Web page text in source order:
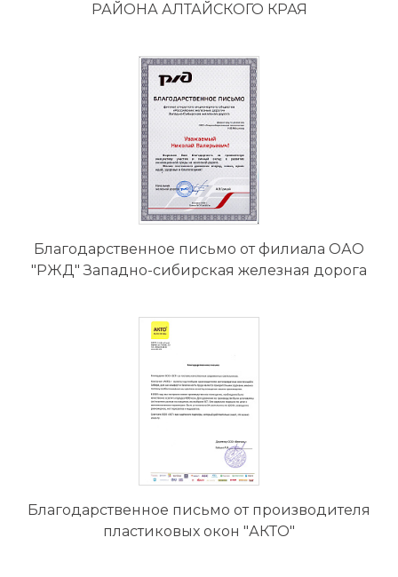
РАЙОНА АЛТАЙСКОГО КРАЯ
Благодарственное письмо от филиала ОАО
"РЖД" Западно-сибирская железная дорога
Благодарственное письмо от производителя
пластиковых окон "АКТО"